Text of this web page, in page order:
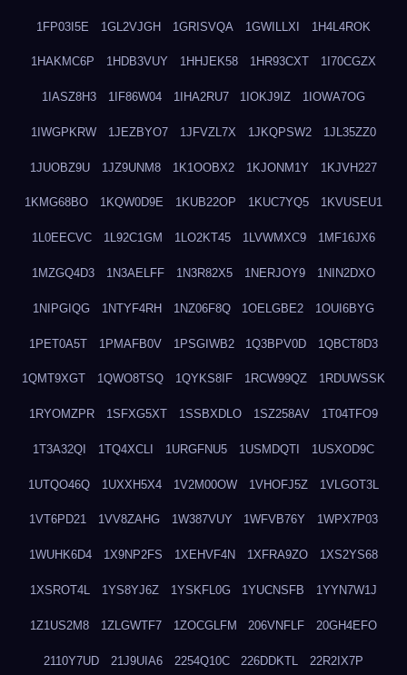
1FP03I5E 1GL2VJGH 1GRISVQA 1GWILLXI 1H4L4ROK
1HAKMC6P 1HDB3VUY 1HHJEK58 1HR93CXT 1I70CGZX
1IASZ8H3 1IF86W04 1IHA2RU7 1IOKJ9IZ 1IOWA7OG
1IWGPKRW 1JEZBYO7 1JFVZL7X 1JKQPSW2 1JL35ZZ0
1JUOBZ9U 1JZ9UNM8 1K1OOBX2 1KJONM1Y 1KJVH227
1KMG68BO 1KQW0D9E 1KUB22OP 1KUC7YQ5 1KVUSEU1
1L0EECVC 1L92C1GM 1LO2KT45 1LVWMXC9 1MF16JX6
1MZGQ4D3 1N3AELFF 1N3R82X5 1NERJOY9 1NIN2DXO
1NIPGIQG 1NTYF4RH 1NZ06F8Q 1OELGBE2 1OUI6BYG
1PET0A5T 1PMAFB0V 1PSGIWB2 1Q3BPV0D 1QBCT8D3
1QMT9XGT 1QWO8TSQ 1QYKS8IF 1RCW99QZ 1RDUWSSK
1RYOMZPR 1SFXG5XT 1SSBXDLO 1SZ258AV 1T04TFO9
1T3A32QI 1TQ4XCLI 1URGFNU5 1USMDQTI 1USXOD9C
1UTQO46Q 1UXXH5X4 1V2M00OW 1VHOFJ5Z 1VLGOT3L
1VT6PD21 1VV8ZAHG 1W387VUY 1WFVB76Y 1WPX7P03
1WUHK6D4 1X9NP2FS 1XEHVF4N 1XFRA9ZO 1XS2YS68
1XSROT4L 1YS8YJ6Z 1YSKFL0G 1YUCNSFB 1YYN7W1J
1Z1US2M8 1ZLGWTF7 1ZOCGLFM 206VNFLF 20GH4EFO
2110Y7UD 21J9UIA6 2254Q10C 226DDKTL 22R2IX7P